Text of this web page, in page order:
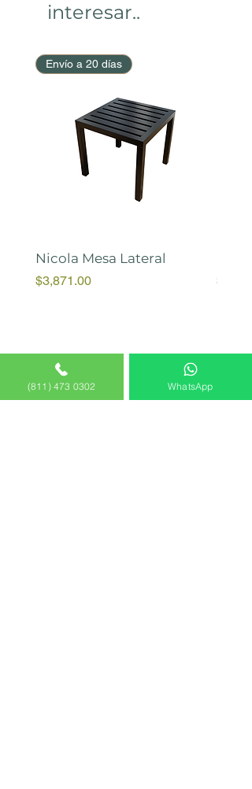
interesar..
Envío a 20 días
Nicola Mesa Lateral
Price
$3,871.00 Price
(811) 473 0302 WhatsApp